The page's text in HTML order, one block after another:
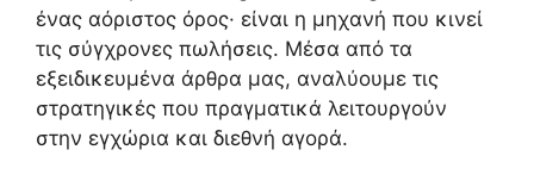
ένας αόριστος όρος· είναι η μηχανή που κινεί
τις σύγχρονες πωλήσεις. Μέσα από τα
εξειδικευμένα άρθρα μας, αναλύουμε τις
στρατηγικές που πραγματικά λειτουργούν
στην εγχώρια και διεθνή αγορά.